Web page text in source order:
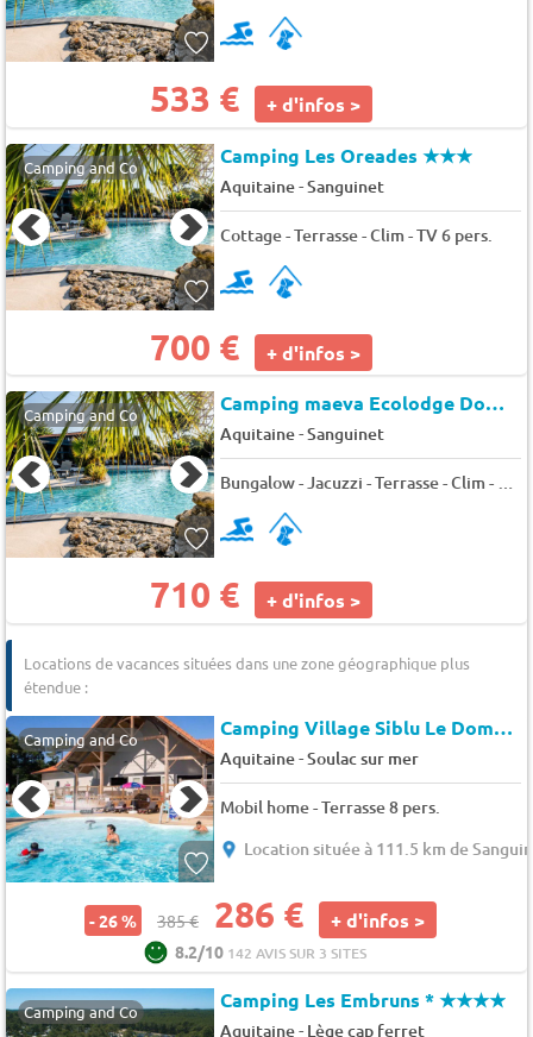
533 € + d'infos >
Camping and Co Camping Les Oreades★★★
Aquitaine-Sanguinet
Cottage - Terrasse - Clim - TV 6 pers.
700 € + d'infos >
Camping and Co Camping maeva Ecolodge Domaine Les Oréades *
Aquitaine-Sanguinet
Bungalow - Jacuzzi - Terrasse - Clim - TV 4 pers.
710 € + d'infos >
Locations de vacances situées dans une zone géographique plus
étendue :
Camping and Co Camping Village Siblu Le Domaine de Soulac
Aquitaine-Soulac sur mer
Mobil home - Terrasse 8 pers.
Location située à 111.5 km de
- 26 % 385 € 286 € + d'infos >
8.2/10 142 AVIS SUR 3 SITES
Camping and Co Camping Les Embruns *★★★★
Aquitaine- Lège cap ferret